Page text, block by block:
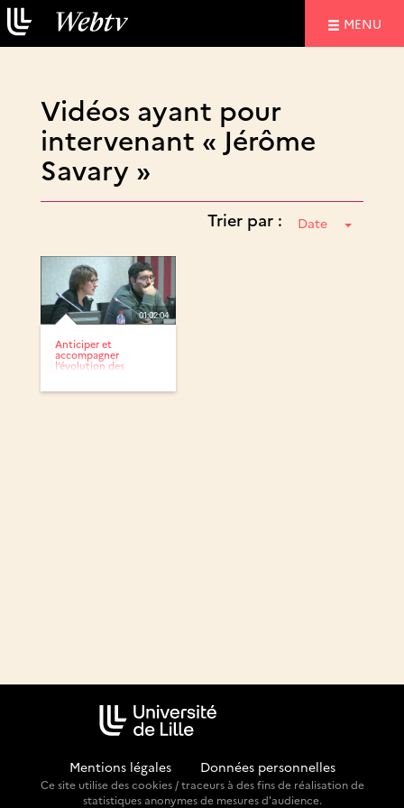
MENU
Vidéos ayant pour
intervenant « Jérôme
Savary »
Trier par : Date
01:02:04
Anticiper et
accompagner
l’évolution des
Mentions légales Données personnelles
Ce site utilise des cookies / traceurs à des fins de réalisation de
statistiques anonymes de mesures d'audience.